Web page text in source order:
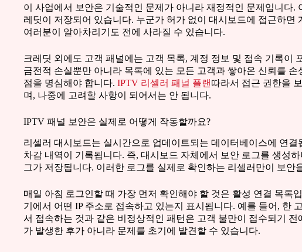
이 사업에서 보안은 기술적인 문제가 아니라 재정적인 문제입니다.
레딧이 저장되어 있습니다. 누군가 허가 없이 대시보드에 접근하면
여러분이 알아차리기도 전에 사라질 수 있습니다.
크레딧 외에도 고객 패널에는 고객 목록, 계정 정보 및 접속 기록이
금전적 손실뿐만 아니라 목록에 있는 모든 고객과 쌓아온 신뢰를 손
점을 명심해야 합니다. IPTV 리셀러 패널 플랜 따라서 접근 권한을
며, 나중에 고려할 사항이 되어서는 안 됩니다.
IPTV 패널 보안은 실제로 어떻게 작동할까요?
리셀러 대시보드는 실시간으로 업데이트되는 데이터베이스에 연결
차감 내역이 기록됩니다. 즉, 대시보드 자체에서 보안 로그를 생성
그가 저장됩니다. 이러한 로그를 실제로 확인하는 리셀러만이 보안
매일 아침 로그인할 때 가장 먼저 확인해야 할 것은 활성 연결 목록
기에서 어떤 IP 주소로 접속하고 있는지 표시됩니다. 예를 들어, 한
서 접속하는 것과 같은 비정상적인 패턴은 고객 불만이 접수되기
가 발생한 후가 아니라 문제를 초기에 발견할 수 있습니다.